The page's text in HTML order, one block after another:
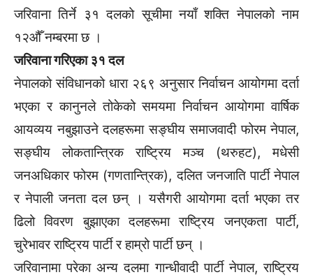
जरिवाना तिर्ने ३१ दलको सूचीमा नयाँ शक्ति नेपालको नाम
१२औँ नम्बरमा छ ।
जरिवाना गरिएका ३१ दल
नेपालको संविधानको धारा २६९ अनुसार निर्वाचन आयोगमा दर्ता
भएका र कानुनले तोकेको समयमा निर्वाचन आयोगमा वार्षिक
आयव्यय नबुझाउने दलहरूमा सङ्घीय समाजवादी फोरम नेपाल,
सङ्घीय लोकतान्त्रिक राष्ट्रिय मञ्च (थरुहट), मधेसी
जनअधिकार फोरम (गणतान्त्रिक), दलित जनजाति पार्टी नेपाल
र नेपाली जनता दल छन् । यसैगरी आयोगमा दर्ता भएका तर
ढिलो विवरण बुझाएका दलहरूमा राष्ट्रिय जनएकता पार्टी,
चुरेभावर राष्ट्रिय पार्टी र हाम्रो पार्टी छन् ।
जरिवानामा परेका अन्य दलमा गान्धीवादी पार्टी नेपाल, राष्ट्रिय